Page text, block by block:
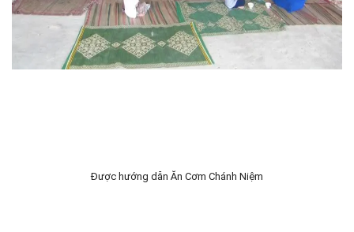
Được hướng dẫn Ăn Cơm Chánh Niệm